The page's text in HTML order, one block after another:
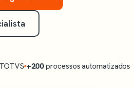
+200processos automatizados